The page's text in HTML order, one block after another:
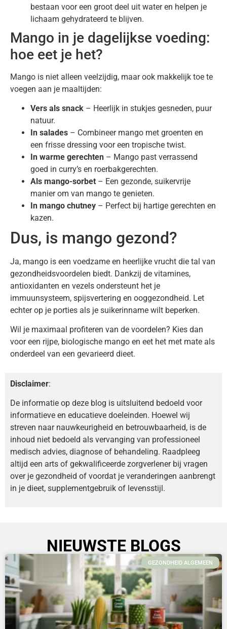
bestaan voor een groot deel uit water en helpen je
lichaam gehydrateerd te blijven.
Mango in je dagelijkse voeding:
hoe eet je het?
Mango is niet alleen veelzijdig, maar ook makkelijk toe te
voegen aan je maaltijden:
Vers als snack – Heerlijk in stukjes gesneden, puur
natuur.
In salades – Combineer mango met groenten en
een frisse dressing voor een tropische twist.
In warme gerechten – Mango past verrassend
goed in curry’s en roerbakgerechten.
Als mango-sorbet – Een gezonde, suikervrije
manier om van mango te genieten.
In mango chutney – Perfect bij hartige gerechten en
kazen.
Dus, is mango gezond?
Ja, mango is een voedzame en heerlijke vrucht die tal van
gezondheidsvoordelen biedt. Dankzij de vitamines,
antioxidanten en vezels ondersteunt het je
immuunsysteem, spijsvertering en ooggezondheid. Let
echter op je porties als je suikerinname wilt beperken.
Wil je maximaal profiteren van de voordelen? Kies dan
voor een rijpe, biologische mango en eet het met mate als
onderdeel van een gevarieerd dieet.
Disclaimer:
De informatie op deze blog is uitsluitend bedoeld voor
informatieve en educatieve doeleinden. Hoewel wij
streven naar nauwkeurigheid en betrouwbaarheid, is de
inhoud niet bedoeld als vervanging van professioneel
medisch advies, diagnose of behandeling. Raadpleeg
altijd een arts of gekwalificeerde zorgverlener bij vragen
over je gezondheid of voordat je veranderingen aanbrengt
in je dieet, supplementgebruik of levensstijl.
NIEUWSTE BLOGS
GEZONDHEID ALGEMEEN